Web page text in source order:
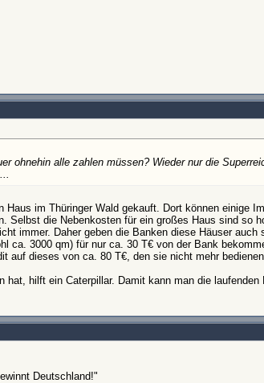
ohnehin alle zahlen müssen? Wieder nur die
Haus im Thüringer Wald gekauft. Dort können einige
Selbst die Nebenkosten für ein großes Haus sind so
immer. Daher geben die Banken diese Häuser
ca. 3000 qm) für nur ca. 30 T€ von der Bank
auf dieses von ca. 80 T€, den sie nicht mehr
hilft ein Caterpillar. Damit kann man die laufenden
Deutschland!"